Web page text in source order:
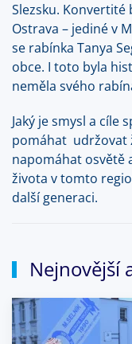
Slezsku.
Ostrava – jediné v
se rabínka Tanya
obce. I toto byla
neměla svého
Jaký je smysl a cíle
pomáhat udržovat
napomáhat osvětě
života v tomto
další generaci.
Nejnovější